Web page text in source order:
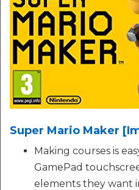
Super Mario Maker
Making courses is
GamePad
elements they want